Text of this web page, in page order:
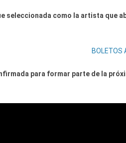
seleccionada como la artista que
BOLETOS
para formar parte de la